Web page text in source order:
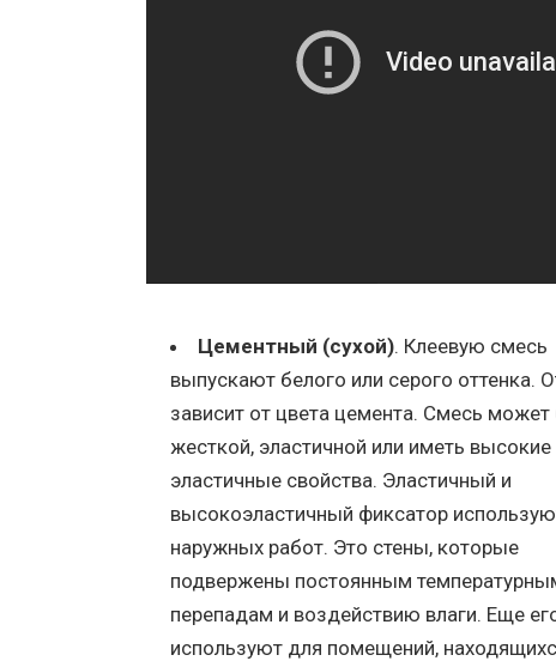
Цементный (сухой). Клеевую смесь
выпускают белого или серого оттенка.
зависит от цвета цемента. Смесь
жесткой, эластичной или иметь высокие
эластичные свойства. Эластичный и
высокоэластичный фиксатор
наружных работ. Это стены, которые
подвержены постоянным
перепадам и воздействию влаги. Еще
используют для помещений,